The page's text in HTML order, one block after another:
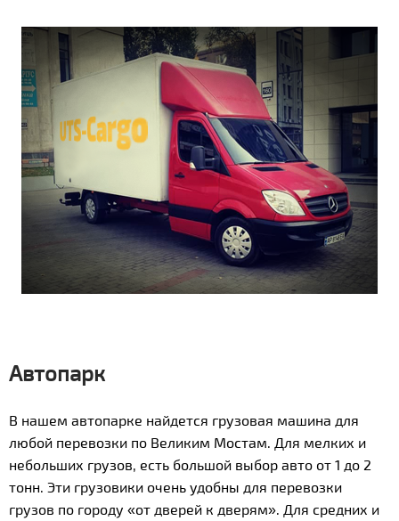
Автопарк
В нашем автопарке найдется грузовая машина для
любой перевозки по Великим Мостам. Для мелких и
небольших грузов, есть большой выбор авто от 1 до 2
тонн. Эти грузовики очень удобны для перевозки
грузов по городу «от дверей к дверям». Для средних и